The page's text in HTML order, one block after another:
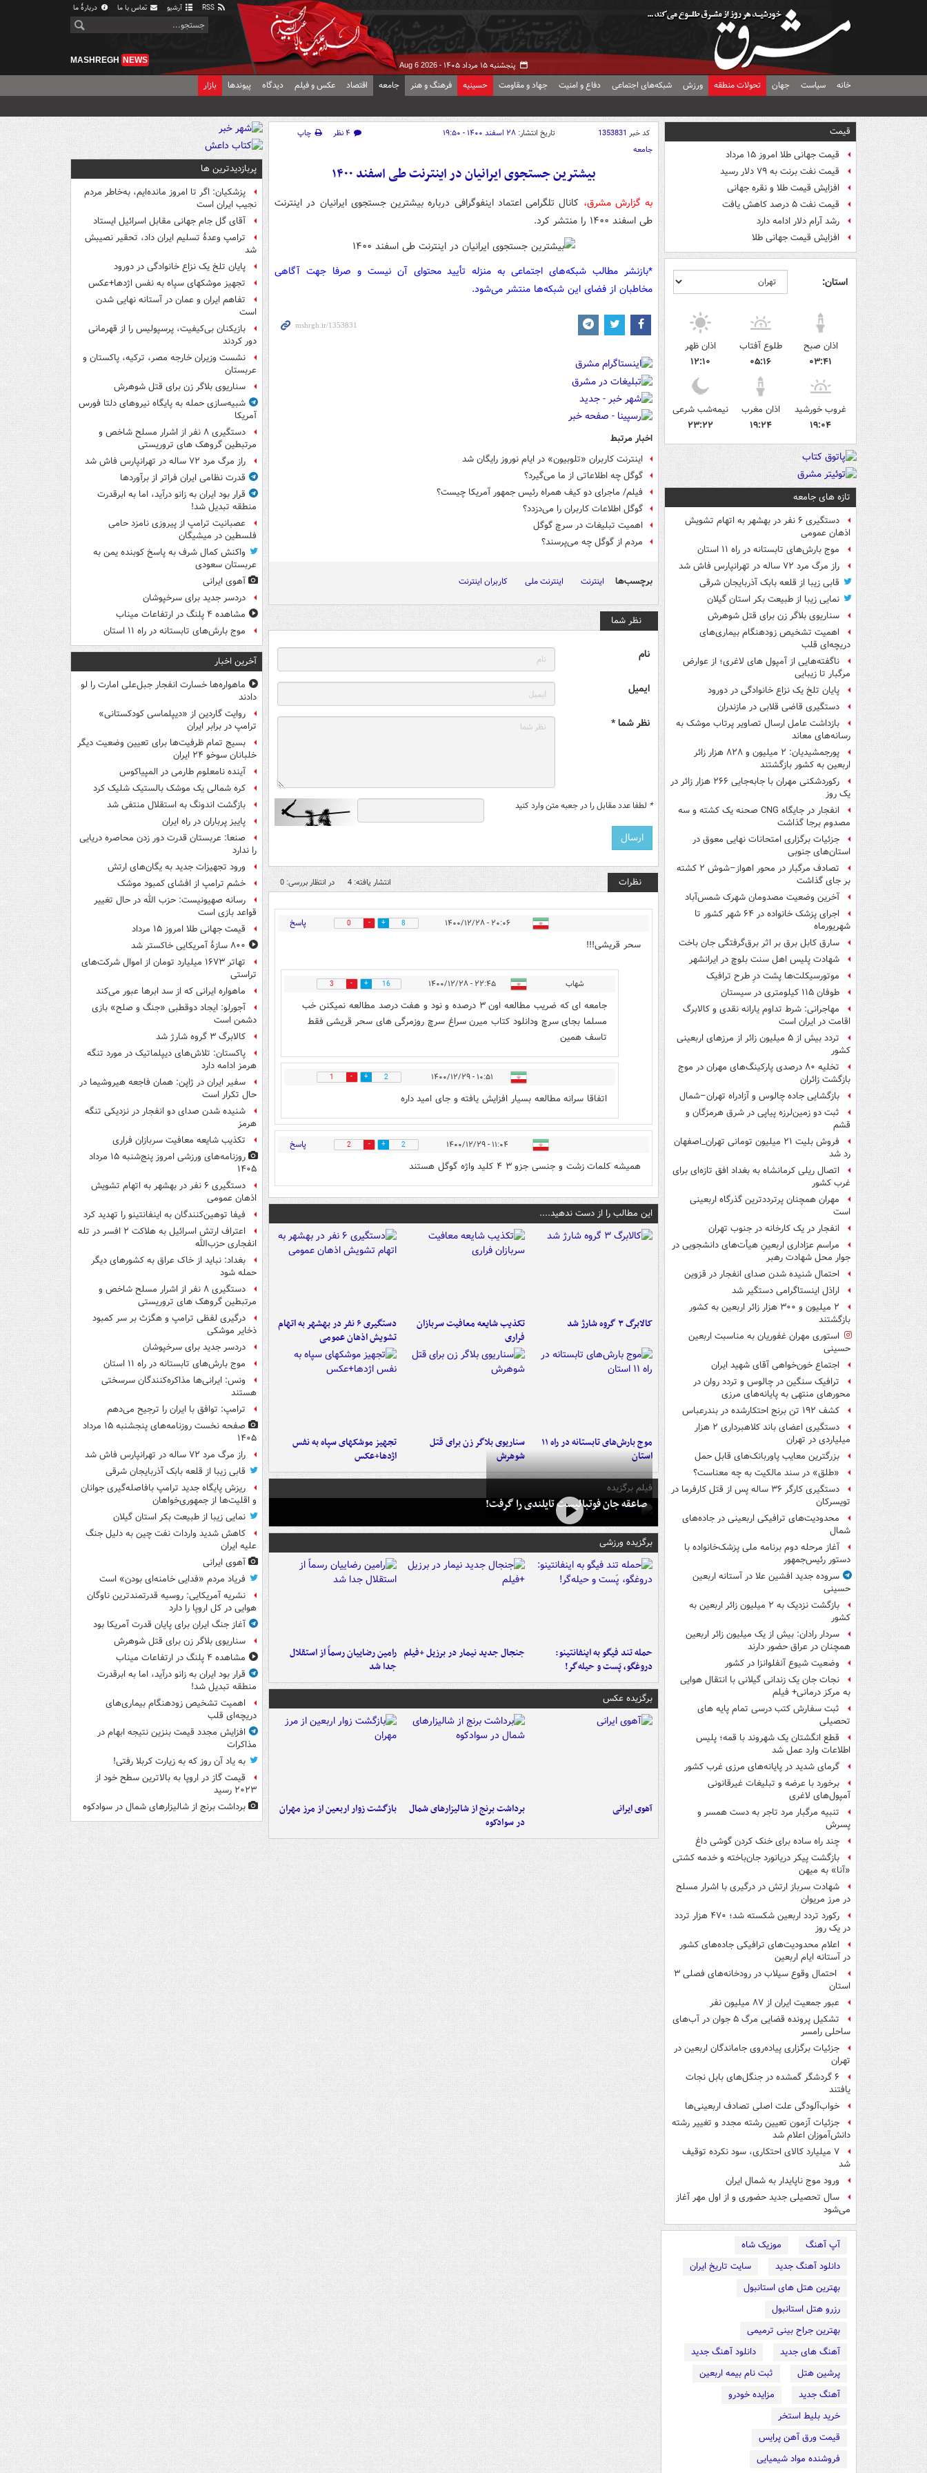
آرشیو تماس با ما دربارهٔ ما
پنجشنبه ۱۵ مرداد ۱۴۰۵ - Aug 6 2026
MASHREGH NEWS
خانه سیاست جهان تحولات منطقه ورزش شبکه‌های اجتماعی دفاع و امنیت جهاد و مقاومت حسینیه فرهنگ و هنر جامعه اقتصاد عکس و فیلم دیدگاه پیوندها بازار
قیمت
قیمت جهانی طلا امروز ۱۵ مرداد
قیمت نفت برنت به ۷۹ دلار رسید
افزایش قیمت طلا و نقره جهانی
قیمت نفت ۵ درصد کاهش یافت
رشد آرام دلار ادامه دارد
افزایش قیمت جهانی طلا
استان:
اذان صبح
۰۳:۴۱
طلوع آفتاب
۰۵:۱۶
اذان ظهر
۱۲:۱۰
غروب خورشید
۱۹:۰۴
اذان مغرب
۱۹:۲۴
نیمه‌شب شرعی
۲۳:۲۲
تازه های جامعه
دستگیری ۶ نفر در بهشهر به اتهام تشویش
اذهان عمومی
موج بارش‌های تابستانه در راه ۱۱ استان
راز مرگ مرد ۷۲ ساله در تهرانپارس فاش شد
قابی زیبا از قلعه بابک آذربایجان شرقی
نمایی زیبا از طبیعت بکر استان گیلان
سناریوی بلاگر زن برای قتل شوهرش
اهمیت تشخیص زودهنگام بیماری‌های
دریچه‌ای قلب
ناگفته‌هایی از آمپول های لاغری؛ از عوارض
مرگبار تا زیبایی
پایان تلخ یک نزاع خانوادگی در دورود
دستگیری قاضی قلابی در مازندران
بازداشت عامل ارسال تصاویر پرتاب موشک به
رسانه‌های معاند
پورجمشیدیان: ۲ میلیون و ۸۲۸ هزار زائر
اربعین به کشور بازگشتند
رکوردشکنی مهران با جابه‌جایی ۲۶۶ هزار زائر در
یک روز
انفجار در جایگاه CNG صحنه یک کشته و سه
مصدوم برجا گذاشت
جزئیات برگزاری امتحانات نهایی معوق در
استان‌های جنوبی
تصادف مرگبار در محور اهواز–شوش ۲ کشته
بر جای گذاشت
آخرین وضعیت مصدومان شهرک شمس‌آباد
اجرای پزشک خانواده در ۶۴ شهر کشور تا
شهریورماه
سارق کابل برق بر اثر برق‌گرفتگی جان باخت
شهادت پلیس اهل سنت بلوچ در ایرانشهر
موتورسیکلت‌ها پشت درِ طرح ترافیک
طوفان ۱۱۵ کیلومتری در سیستان
مهاجرانی: شرط تداوم یارانه نقدی و کالابرگ
اقامت در ایران است
تردد بیش از ۵ میلیون زائر از مرزهای اربعینی
کشور
تخلیه ۸۰ درصدی پارکینگ‌های مهران در موج
بازگشت زائران
بازگشایی جاده چالوس و آزادراه تهران–شمال
ثبت دو زمین‌لرزه پیاپی در شرق هرمزگان و
قشم
فروش بلیت ۲۱ میلیون تومانی تهران_اصفهان
رد شد
اتصال ریلی کرمانشاه به بغداد افق تازه‌ای برای
غرب کشور
مهران همچنان پرترددترین گذرگاه اربعینی
است
انفجار در یک کارخانه در جنوب تهران
مراسم عزاداری اربعینِ هیأت‌های دانشجویی در
جوار محل شهادت رهبر
احتمال شنیده شدن صدای انفجار در قزوین
اراذل اینستاگرامی دستگیر شد
۲ میلیون و ۳۰۰ هزار زائر اربعین به کشور
بازگشتند
استوری مهران غفوریان به مناسبت اربعین
حسینی
اجتماع خون‌خواهی آقای شهید ایران
ترافیک سنگین در چالوس و تردد روان در
محورهای منتهی به پایانه‌های مرزی
کشف ۱۹۲ تن برنج احتکارشده در بندرعباس
دستگیری اعضای باند کلاهبرداری ۲ هزار
میلیاردی در تهران
بزرگترین معایب پاوربانک‌های قابل حمل
«طلق» در سند مالکیت به چه معناست؟
دستگیری کارگر ۳۶ ساله پس از قتل کارفرما در
تویسرکان
محدودیت‌های ترافیکی اربعینی در جاده‌های
شمال‌
آغاز مرحله دوم برنامه ملی پزشک‌خانواده با
دستور رئیس‌جمهور
سروده جدید افشین علا در آستانه اربعین
حسینی
بازگشت نزدیک به ۲ میلیون زائر اربعین به
کشور
سردار رادان: بیش از یک میلیون زائر اربعین
همچنان در عراق حضور دارند
وضعیت شیوع آنفلوانزا در کشور
نجات جان یک زندانی گیلانی با انتقال هوایی
به مرکز درمانی+ فیلم
ثبت سفارش کتب درسی تمام پایه های
تحصیلی
قطع انگشتان یک شهروند با قمه؛ پلیس
اطلاعات وارد عمل شد
گرمای شدید در پایانه‌های مرزی غرب کشور
برخورد با عرضه و تبلیغات غیرقانونی
آمپول‌های لاغری
تنبیه مرگبار مرد تاجر به دست همسر و
پسرش
چند راه‌ ساده برای خنک کردن گوشی داغ
بازگشت پیکر دریانورد جان‌باخته و خدمه کشتی
«آنا» به میهن
شهادت سرباز ارتش در درگیری با اشرار مسلح
در مرز مریوان
رکورد تردد اربعین شکسته شد؛ ۴۷۰ هزار تردد
در یک روز
اعلام محدودیت‌های ترافیکی جاده‌های کشور
در آستانه ایام اربعین
احتمال وقوع سیلاب در رودخانه‌های فصلی ۳
استان
عبور جمعیت ایران از ۸۷ میلیون نفر
تشکیل پرونده قضایی مرگ ۵ جوان در آب‌های
ساحلی رامسر
جزئیات برگزاری پیاده‌روی جاماندگان اربعین در
تهران
۶ گردشگر گمشده در جنگل‌های بابل نجات
یافتند
خواب‌آلودگی علت اصلی تصادف اربعینی‌ها
جزئیات آزمون تعیین رشته مجدد و تغییر رشته
دانش‌آموزان اعلام شد
۷ میلیارد کالای احتکاری، سود نکرده توقیف
شد
ورود موج ناپایدار به شمال ایران
سال تحصیلی جدید حضوری و از اول مهر آغاز
می‌شود
آپ آهنگ
موزیک شاه
دانلود آهنگ جدید
سایت تاریخ ایران
بهترین هتل های استانبول
رزرو هتل استانبول
بهترین جراح بینی ترمیمی
آهنگ های جدید
دانلود آهنگ جدید
پرشین هتل
ثبت نام بیمه اربعین
آهنگ جدید
مزایده خودرو
خرید بلیط استخر
قیمت ورق آهن پرایس
فروشنده مواد شیمیایی
کد خبر 1353831 تاریخ انتشار: ۲۸ اسفند ۱۴۰۰ - ۱۹:۵۰ ۴ نظر
چاپ
جامعه
بیشترین جستجوی ایرانیان در اینترنت طی اسفند ۱۴۰۰
به گزارش مشرق، کانال تلگرامی اعتماد اینفوگرافی درباره بیشترین جستجوی ایرانیان در اینترنت
طی اسفند ۱۴۰۰ را منتشر کرد.
*بازنشر مطالب شبکه‌های اجتماعی به منزله تأیید محتوای آن نیست و صرفا جهت آگاهی
مخاطبان از فضای این شبکه‌ها منتشر می‌شود.
اخبار مرتبط
اینترنت کاربران «تلوبیون» در ایام نوروز رایگان شد
گوگل چه اطلاعاتی از ما می‌گیرد؟
فیلم/ ماجرای دو کیف همراه رئیس جمهور آمریکا چیست؟
گوگل اطلاعات کاربران را می‌دزدد؟
اهمیت تبلیغات در سرچ گوگل
مردم از گوگل چه می‌پرسند؟
برچسب‌ها اینترنت اینترنت ملی کاربران اینترنت
نظر شما
نام
ایمیل
نظر شما *
* لطفا عدد مقابل را در جعبه متن وارد کنید
نظرات انتشار یافته: 4 در انتظار بررسی: 0
۲۰:۰۶ - ۱۴۰۰/۱۲/۲۸ 8
0 پاسخ
سحر قریشی!!!
شهاب ۲۲:۴۵ - ۱۴۰۰/۱۲/۲۸ 16
3
جامعه ای که ضریب مطالعه اون ۳ درصده و نود و هفت درصد مطالعه نمیکنن خب
مسلما بجای سرچ ودانلود کتاب میرن سراغ سرچ روزمرگی های سحر قریشی فقط
تاسف همین
۱۰:۵۱ - ۱۴۰۰/۱۲/۲۹ 2
1
اتفاقا سرانه مطالعه بسیار افزایش یافته و جای امید داره
۱۱:۰۴ - ۱۴۰۰/۱۲/۲۹ 2
2 پاسخ
همیشه کلمات زشت و جنسی جزو ۳ ۴ کلید واژه گوگل هستند
این مطالب را از دست ندهید....
کالابرگ ۳ گروه شارژ شد
تکذیب شایعه معافیت سربازان
فراری
دستگیری ۶ نفر در بهشهر به اتهام
تشویش اذهان عمومی
موج بارش‌های تابستانه در راه ۱۱
استان
سناریوی بلاگر زن برای قتل
شوهرش
تجهیز موشکهای سپاه به نفس
اژدها+عکس
فیلم برگزیده
صاعقه جان فوتبالیست تایلندی را گرفت!
برگزیده ورزشی
حمله تند فیگو به اینفانتینو:
دروغگو، پَست‌ و حیله‌گر!
جنجال جدید نیمار در برزیل +فیلم رامین رضاییان رسماً از استقلال
جدا شد
برگزیده عکس
آهوی ایرانی
برداشت برنج از شالیزارهای شمال
در سوادکوه
بازگشت زوار اربعین از مرز مهران
پربازدیدترین ها
پزشکیان: اگر تا امروز مانده‌ایم، به‌خاطر مردم
نجیب ایران است
آقای گل جام جهانی مقابل اسرائیل ایستاد
ترامپ وعدۀ تسلیم ایران داد، تحقیر نصیبش
شد
پایان تلخ یک نزاع خانوادگی در دورود
تجهیز موشکهای سپاه به نفس اژدها+عکس
تفاهم ایران و عمان در آستانه نهایی شدن
است
بازیکنان بی‌کیفیت، پرسپولیس را از قهرمانی
دور کردند
نشست وزیران خارجه مصر، ترکیه، پاکستان و
عربستان
سناریوی بلاگر زن برای قتل شوهرش
شبیه‌سازی حمله به پایگاه نیروهای دلتا فورس
آمریکا
دستگیری ۸ نفر از اشرار مسلح شاخص و
مرتبطین گروهک های تروریستی
راز مرگ مرد ۷۲ ساله در تهرانپارس فاش شد
قدرت نظامی ایران فراتر از برآوردها
قرار بود ایران به زانو درآید، اما به ابرقدرت
منطقه تبدیل شد!
عصبانیت ترامپ از پیروزی نامزد حامی
فلسطین در میشیگان
واکنش کمال شرف به پاسخ کوبنده یمن به
عربستان سعودی
آهوی ایرانی
دردسر جدید برای سرخپوشان
مشاهده ۴ پلنگ در ارتفاعات میناب
موج بارش‌های تابستانه در راه ۱۱ استان
آخرین اخبار
ماهواره‌ها خسارت انفجار جبل‌علی امارت را لو
دادند
روایت گاردین از «دیپلماسی کودکستانی»
ترامپ در برابر ایران
بسیج تمام ظرفیت‌ها برای تعیین وضعیت دیگر
خلبانان سوخو ۲۴ ایران
آینده نامعلوم طارمی در المپیاکوس
کره شمالی یک موشک بالستیک شلیک کرد
بازگشت اندونگ به استقلال منتفی شد
پاییز پرباران در راه ایران
صنعا: عربستان قدرت دور زدن محاصره دریایی
را ندارد
ورود تجهیزات جدید به یگان‌های ارتش
خشم ترامپ از افشای کمبود موشک
رسانه صهیونیست: حزب الله در حال تغییر
قواعد بازی است
قیمت جهانی طلا امروز ۱۵ مرداد
۸۰۰ سازۀ آمریکایی خاکستر شد
تهاتر ۱۶۷۳ میلیارد تومان از اموال شرکت‌های
تراستی
ماهواره ایرانی که از سد ابرها عبور می‌کند
آجورلو: ایجاد دوقطبی «جنگ و صلح‌» بازی
دشمن است
کالابرگ ۳ گروه شارژ شد
پاکستان: تلاش‌های دیپلماتیک در مورد تنگه
هرمز ادامه دارد
سفیر ایران در ژاپن: همان فاجعه هیروشیما در
حال تکرار است
شنیده شدن صدای دو انفجار در نزدیکی تنگه
هرمز
تکذیب شایعه معافیت سربازان فراری
روزنامه‌های ورزشی امروز پنج‌شنبه ۱۵ مرداد
۱۴۰۵
دستگیری ۶ نفر در بهشهر به اتهام تشویش
اذهان عمومی
فیفا توهین‌کنندگان به اینفانتینو را تهدید کرد
اعتراف ارتش اسرائیل به هلاکت ۲ افسر در تله
انفجاری حزب‌الله
بغداد: نباید از خاک عراق به کشورهای دیگر
حمله شود
دستگیری ۸ نفر از اشرار مسلح شاخص و
مرتبطین گروهک های تروریستی
درگیری لفظی ترامپ و هگزث بر سر کمبود
ذخایر موشکی
دردسر جدید برای سرخپوشان
موج بارش‌های تابستانه در راه ۱۱ استان
ونس: ایرانی‌ها مذاکره‌کنندگان سرسختی
هستند
ترامپ: توافق با ایران را ترجیح می‌دهم
صفحه نخست روزنامه‌های پنجشنبه ۱۵ مرداد
۱۴۰۵
راز مرگ مرد ۷۲ ساله در تهرانپارس فاش شد
قابی زیبا از قلعه بابک آذربایجان شرقی
ریزش پایگاه جدید ترامپ بافاصله‌گیری جوانان
و اقلیت‌ها از جمهوری‌خواهان
نمایی زیبا از طبیعت بکر استان گیلان
کاهش شدید واردات نفت چین به دلیل جنگ
علیه ایران
آهوی ایرانی
فریاد مردم «فدایی خامنه‌ای بودن» است
نشریه آمریکایی: روسیه قدرتمندترین ناوگان
هوایی در کل اروپا را دارد
آغاز جنگ ایران برای پایان قدرت آمریکا بود
سناریوی بلاگر زن برای قتل شوهرش
مشاهده ۴ پلنگ در ارتفاعات میناب
قرار بود ایران به زانو درآید، اما به ابرقدرت
منطقه تبدیل شد!
اهمیت تشخیص زودهنگام بیماری‌های
دریچه‌ای قلب
افزایش مجدد قیمت بنزین نتیجه ابهام در
مذاکرات
به یاد آن روز که به زیارت کربلا رفتی!
قیمت گاز در اروپا به بالاترین سطح خود از
۲۰۲۳ رسید
برداشت برنج از شالیزارهای شمال در سوادکوه